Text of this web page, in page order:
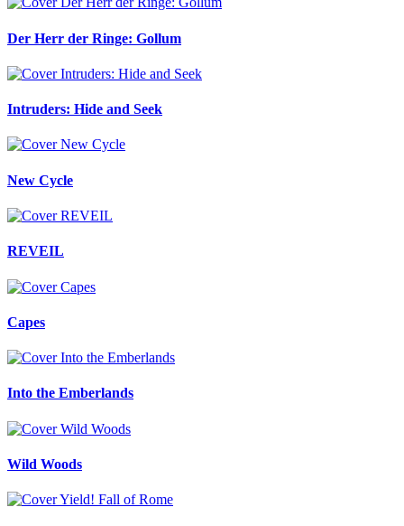
Der Herr der Ringe: Gollum
Intruders: Hide and Seek
New Cycle
REVEIL
Capes
Into the Emberlands
Wild Woods